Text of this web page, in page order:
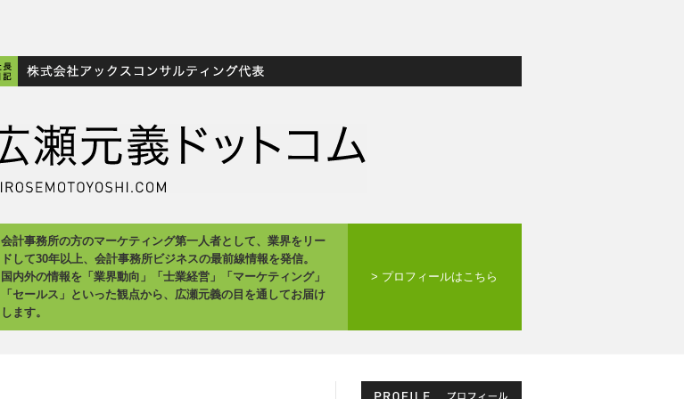
会計事務所の方のマーケティング第一人者として、業界をリー
ドして30年以上、会計事務所ビジネスの最前線情報を発信。
国内外の情報を「業界動向」「士業経営」「マーケティング」
「セールス」といった観点から、広瀬元義の目を通してお届け
します。
> プロフィールはこちら